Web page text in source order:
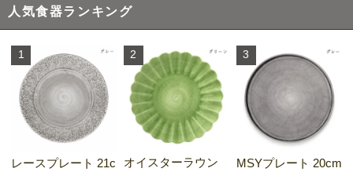
人気食器ランキング
1
レースプレート 21c
2
オイスターラウン
3
MSYプレート 20cm